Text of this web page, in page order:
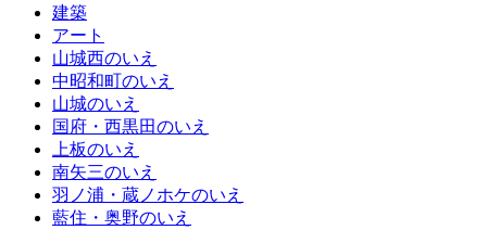
建築
アート
山城西のいえ
中昭和町のいえ
山城のいえ
国府・西黒田のいえ
上板のいえ
南矢三のいえ
羽ノ浦・蔵ノホケのいえ
藍住・奥野のいえ